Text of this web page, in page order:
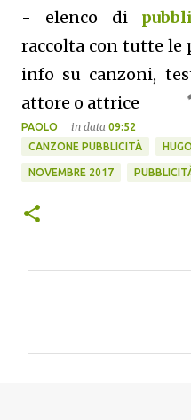
- elenco di
raccolta con tutte le
info su canzoni,
attore o attrice
PAOLO in data 09:52
CANZONE PUBBLICITÀ
NOVEMBRE 2017